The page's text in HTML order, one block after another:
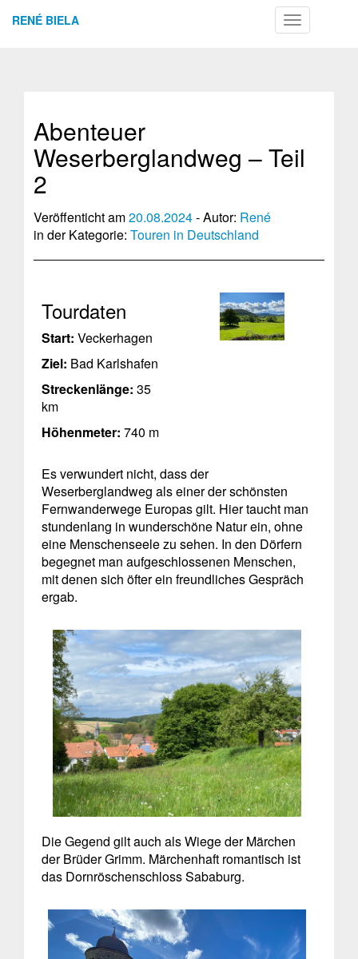
Toggle
navigation
RENÉ BIELA
Abenteuer
Weserberglandweg – Teil
2
Veröffenticht am20.08.2024- Autor: René
in der Kategorie: Touren in Deutschland
Tourdaten
Start: Veckerhagen
Ziel: Bad Karlshafen
Streckenlänge: 35
km
Höhenmeter: 740 m
Es verwundert nicht, dass der
Weserberglandweg als einer der schönsten
Fernwanderwege Europas gilt. Hier taucht man
stundenlang in wunderschöne Natur ein, ohne
eine Menschenseele zu sehen. In den Dörfern
begegnet man aufgeschlossenen Menschen,
mit denen sich öfter ein freundliches Gespräch
ergab.
Die Gegend gilt auch als Wiege der Märchen
der Brüder Grimm. Märchenhaft romantisch ist
das Dornröschenschloss Sababurg.